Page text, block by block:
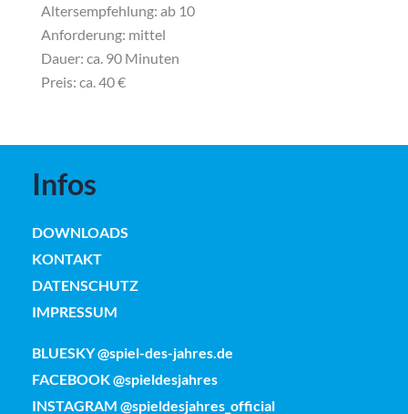
Altersempfehlung: ab 10
Anforderung: mittel
Dauer: ca. 90 Minuten
Preis: ca. 40 €
Infos
DOWNLOADS
KONTAKT
DATENSCHUTZ
IMPRESSUM
BLUESKY @spiel-des-jahres.de
FACEBOOK @spieldesjahres
INSTAGRAM @spieldesjahres_official